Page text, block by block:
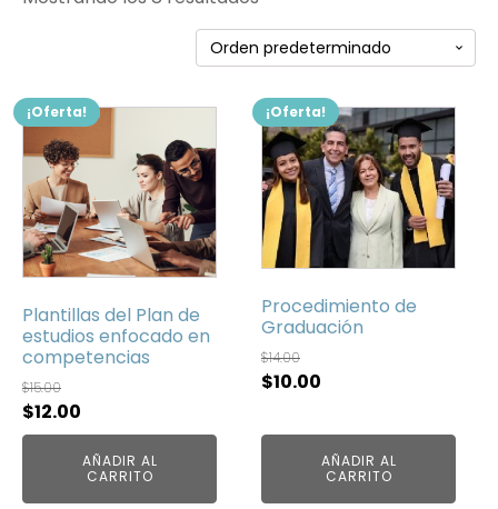
¡Oferta!
Plantillas del Plan de
estudios enfocado en
competencias
$15.00
El
precio
original
era:
$12.00
precio
actual
AÑADIR AL
CARRITO
¡Oferta!
Procedimiento de
Graduación
$14.00
El
original
$10.00
actual
es:
AÑADIR AL
CARRITO